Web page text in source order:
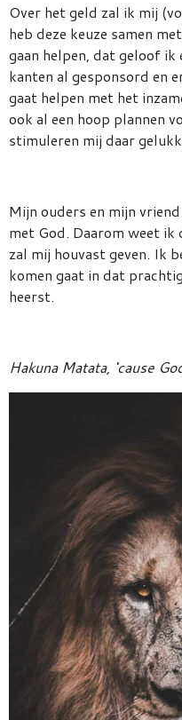
Over het geld zal ik mij
heb deze keuze samen
gaan helpen, dat geloof
kanten al gesponsord en
gaat helpen met het
ook al een hoop plannen
stimuleren mij daar
Mijn ouders en mijn
met God. Daarom weet ik
zal mij houvast geven. Ik
komen gaat in dat
heerst.
Hakuna Matata, ‘cause